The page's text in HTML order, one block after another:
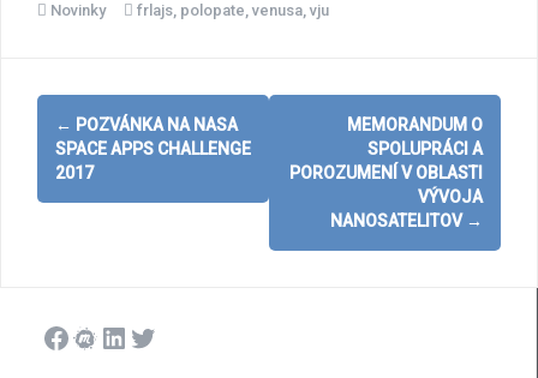
Novinky frlajs, polopate, venusa, vju
Post
navigation
← POZVÁNKA NA NASA
SPACE APPS CHALLENGE
2017
MEMORANDUM O
SPOLUPRÁCI A
POROZUMENÍ V OBLASTI
VÝVOJA
NANOSATELITOV →
Facebook
Meetup
LinkedIn
Twitter